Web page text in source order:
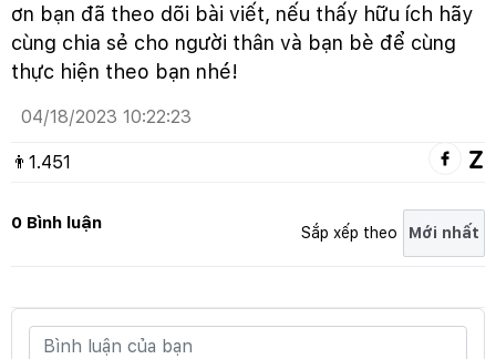
ơn bạn đã theo dõi bài viết, nếu thấy hữu ích hãy
cùng chia sẻ cho người thân và bạn bè để cùng
thực hiện theo bạn nhé!
04/18/2023 10:22:23
👨 1.451
0 Bình luận Sắp xếp theo